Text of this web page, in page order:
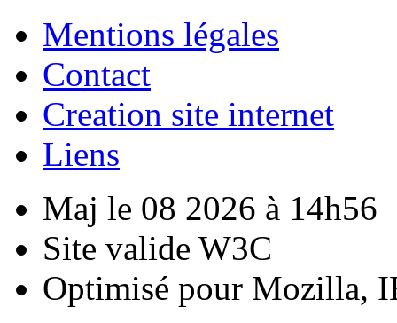
Mentions légales
Contact
Creation site internet
Liens
Maj le 08 2026 à 14h56
Site valide W3C
Optimisé pour Mozilla,